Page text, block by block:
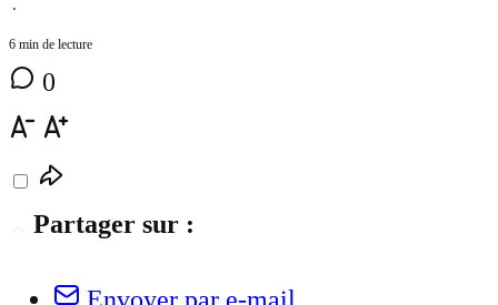
⋅
6 min de lecture
0
Partager sur :